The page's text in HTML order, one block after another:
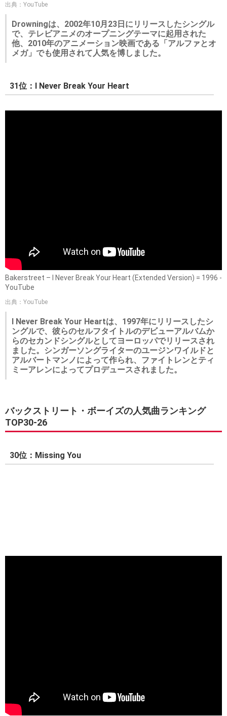
出典：YouTube
Drowningは、2002年10月23日にリリースしたシングル
で、テレビアニメのオープニングテーマに起用された
他、2010年のアニメーション映画である「アルファとオ
メガ」でも使用されて人気を博しました。
31位：I Never Break Your Heart
Bakerstreet ‎– I Never Break Your Heart (Extended Version) = 1996 -
YouTube
出典：YouTube
I Never Break Your Heartは、1997年にリリースしたシ
ングルで、彼らのセルフタイトルのデビューアルバムか
らのセカンドシングルとしてヨーロッパでリリースされ
ました。シンガーソングライターのユージンワイルドと
アルバートマンノによって作られ、ファイトレンとティ
ミーアレンによってプロデュースされました。
バックストリート・ボーイズの人気曲ランキング
TOP30-26
30位：Missing You